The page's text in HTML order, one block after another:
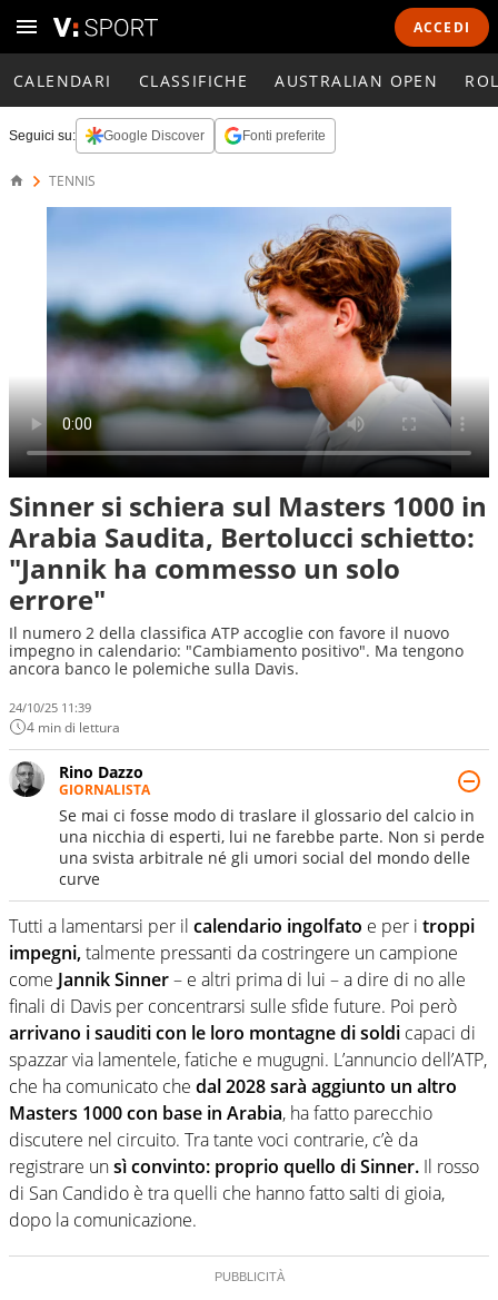
ACCEDI
CALENDARI CLASSIFICHE AUSTRALIAN OPEN
Seguici su: Google Discover Fonti preferite
TENNIS
Sinner si schiera sul Masters 1000 in
Arabia Saudita, Bertolucci schietto:
"Jannik ha commesso un solo
errore"
Il numero 2 della classifica ATP accoglie con favore il nuovo
impegno in calendario: "Cambiamento positivo". Ma tengono
ancora banco le polemiche sulla Davis.
24/10/25 11:39
4 min di lettura
Rino Dazzo
GIORNALISTA
Se mai ci fosse modo di traslare il glossario del calcio in
una nicchia di esperti, lui ne farebbe parte. Non si perde
una svista arbitrale né gli umori social del mondo delle
curve
Tutti a lamentarsi per il calendario ingolfato e per i troppi
impegni,talmente pressanti da costringere un campione
come Jannik Sinner– e altri prima di lui – a dire di no alle
finali di Davis per concentrarsi sulle sfide future. Poi però
arrivano i sauditi con le loro montagne di soldi capaci di
spazzar via lamentele, fatiche e mugugni. L’annuncio dell’ATP,
che ha comunicato che dal 2028 sarà aggiunto un altro
Masters 1000 con base in Arabia, ha fatto parecchio
discutere nel circuito. Tra tante voci contrarie, c’è da
registrare unsì convinto: proprio quello di Sinner. Il rosso
di San Candido è tra quelli che hanno fatto salti di gioia,
dopo la comunicazione.